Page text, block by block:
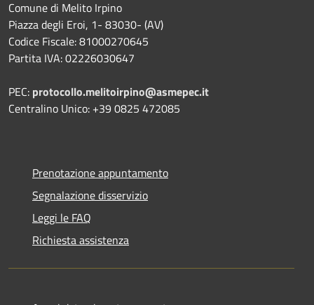
Comune di Melito Irpino
Piazza degli Eroi, 1- 83030- (AV)
Codice Fiscale: 81000270645
Partita IVA: 02226030647
PEC: protocollo.melitoirpino@asmepec.it
Centralino Unico: +39 0825 472085
Prenotazione appuntamento
Segnalazione disservizio
Leggi le FAQ
Richiesta assistenza